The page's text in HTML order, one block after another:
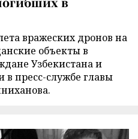
вражеских дронов на
объекты в
Узбекистана и
пресс-службе главы